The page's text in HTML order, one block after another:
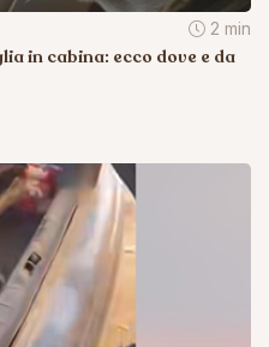
2 min
in cabina: ecco dove e da